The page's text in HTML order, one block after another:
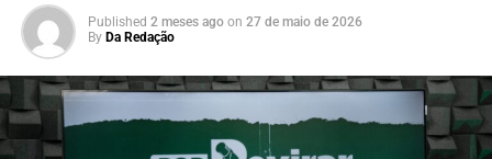
Published 2 meses ago on 27 de maio de 2026
By Da Redação